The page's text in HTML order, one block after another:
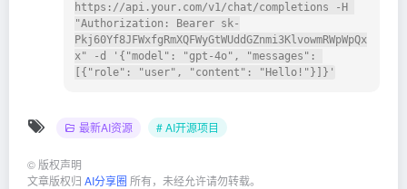
https://api.your.com/v1/chat/completions -H
"Authorization: Bearer sk-
Pkj60Yf8JFWxfgRmXQFWyGtWUddGZnmi3KlvowmRWpWpQx
x" -d '{"model": "gpt-4o", "messages":
最新AI资源 # AI开源项目
© 版权声明
文章版权归 AI分享圈 所有，未经允许请勿转载。